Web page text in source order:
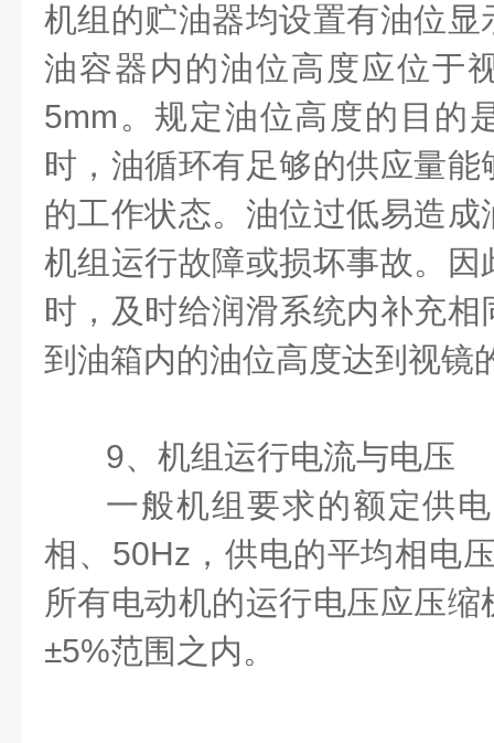
机组的贮油器均设置有油位
油容器内的油位高度应位于
5mm 。规定油位高度的目的
时，油循环有足够的供应量
的工作状态。油位过低易造
机组运行故障或损坏事故。
时，及时给润滑系统内补充
到油箱内的油位高度达到视镜
9、机组运行电流与电压
一般机组要求的额定供
相、 50Hz ，供电的平均相电
所有电动机的运行电压应压
±5%范围之内。